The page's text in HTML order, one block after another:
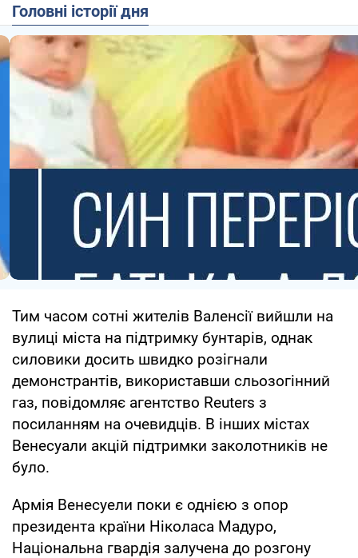
Головні історії дня
Тим часом сотні жителів Валенсії вийшли на
вулиці міста на підтримку бунтарів, однак
силовики досить швидко розігнали
демонстрантів, використавши сльозогінний
газ, повідомляє агентство Reuters з
посиланням на очевидців. В інших містах
Венесуали акцій підтримки заколотників не
було.
Армія Венесуели поки є однією з опор
президента країни Ніколаса Мадуро,
Національна гвардія залучена до розгону